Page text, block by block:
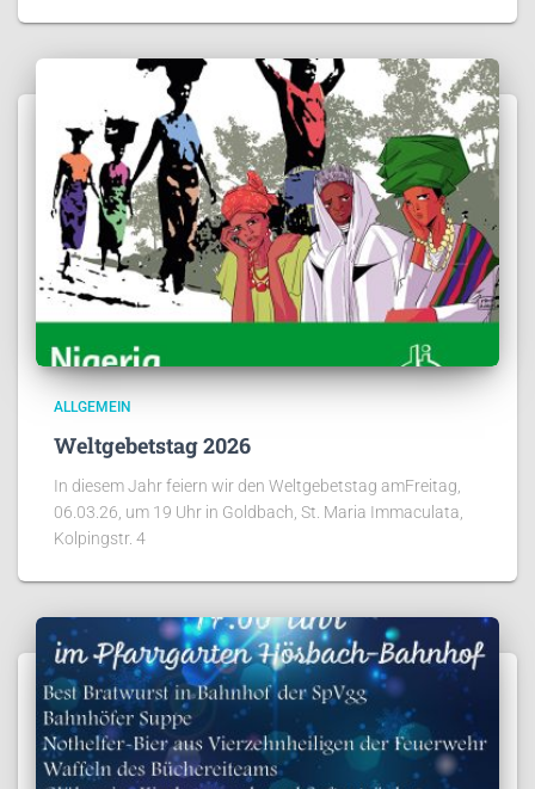
ALLGEMEIN
Weltgebetstag 2026
In diesem Jahr feiern wir den Weltgebetstag amFreitag,
06.03.26, um 19 Uhr in Goldbach, St. Maria Immaculata,
Kolpingstr. 4